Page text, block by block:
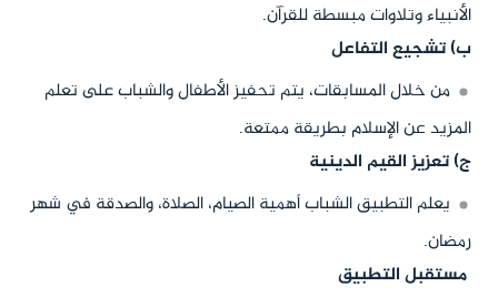
الأنبياء وتلاوات مبسطة للقرآن.
ب) تشجيع التفاعل
من خلال المسابقات، يتم تحفيز الأطفال والشباب على تعلم
المزيد عن الإسلام بطريقة ممتعة.
ج) تعزيز القيم الدينية
يعلم التطبيق الشباب أهمية الصيام، الصلاة، والصدقة في شهر
رمضان.
مستقبل التطبيق